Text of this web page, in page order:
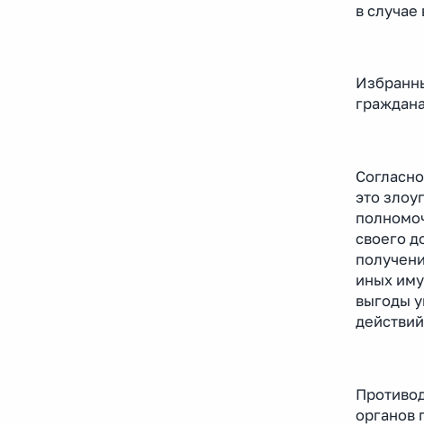
в случае
это
своего
иных
выгоды
органов